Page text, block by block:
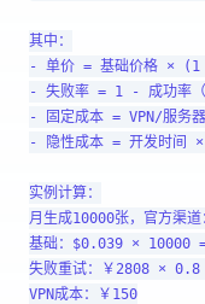
其中：
- 单价 = 基础价格 ×
- 失败率 = 1 - 成功率（
- 固定成本 = VPN/服务
- 隐性成本 = 开发时间
实例计算：
月生成10000张，官方渠道
基础：$0.039 × 10000 =
失败重试：￥2808 ×
VPN成本：￥150